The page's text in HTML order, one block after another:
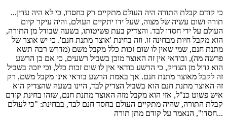
...כי קודם קבלת התורה היה העולם מתקיים רק בחסדו, כי לא היה עדין
תורה ושום עשיה של מצוה, שעל ידו יתקיים העולם, והיה עיקר קיום
העולם על ידי חסדו לבד. והצדיק בעת פשיטותו, בשעה שבודל מן התורה,
הוא מקבל חיות מבחינה זו. וזה בחינת 'אוצר מתנת חנם'. כי יש אוצר של
מתנת חנם, שמי שאין לו שום זכות כלל מקבל משם (מדרש רבה תשא
פרשה מה), ובודאי אין זה האוצר מוכן בשביל רשעים, כי אם כן הרשע
הוא גדול מן הצדיק, כי הרשע בודאי אין לו שום זכות כלל, וכי יזכה בשביל
זה לקבל מאוצר מתנת חנם. אך באמת הרשע בודאי אינו מקבל משם, רק
זה האוצר מתנת חנם הוא בשביל הצדיק לבד, היינו בשעה שהצדיק הוא
איש פשוט כנ"ל, אזי הוא מקבל מזה האוצר מתנת חנם, שזהו בחינת קודם
קבלת התורה, שהיה מתקיים העולם בחסד חנם לבד, בבחינת: "כי לעולם
חסדו", הנאמר על קודם מתן תורה...